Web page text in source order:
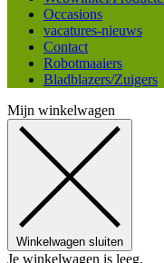
Occasions
vacatures-nieuws
Contact
Robotmaaiers
Bladblazers/Zuigers
Mijn winkelwagen
Winkelwagen sluiten
Je winkelwagen is leeg.